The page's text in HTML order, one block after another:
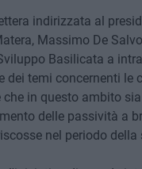
indirizzata al
Massimo De
Basilicata a
dei temi concernenti le
che in questo ambito
delle passività a
nel periodo della